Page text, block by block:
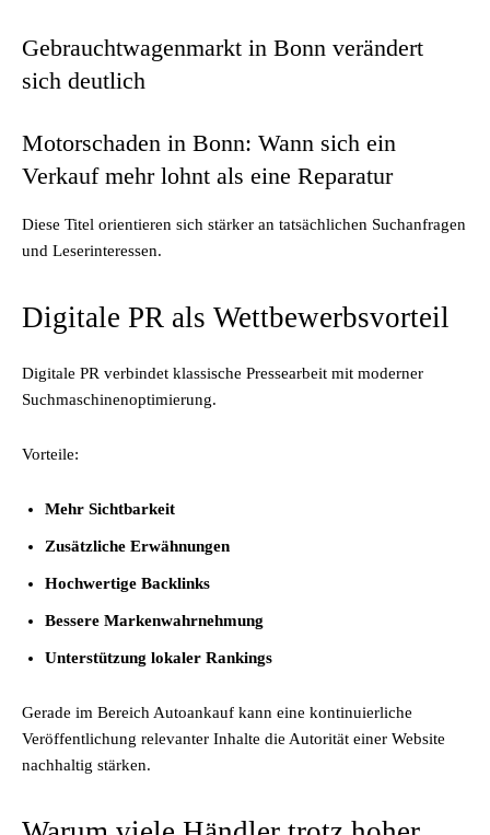
Gebrauchtwagenmarkt in Bonn verändert
sich deutlich
Motorschaden in Bonn: Wann sich ein
Verkauf mehr lohnt als eine Reparatur
Diese Titel orientieren sich stärker an tatsächlichen Suchanfragen
und Leserinteressen.
Digitale PR als Wettbewerbsvorteil
Digitale PR verbindet klassische Pressearbeit mit moderner
Suchmaschinenoptimierung.
Vorteile:
Mehr Sichtbarkeit
Zusätzliche Erwähnungen
Hochwertige Backlinks
Bessere Markenwahrnehmung
Unterstützung lokaler Rankings
Gerade im Bereich Autoankauf kann eine kontinuierliche
Veröffentlichung relevanter Inhalte die Autorität einer Website
nachhaltig stärken.